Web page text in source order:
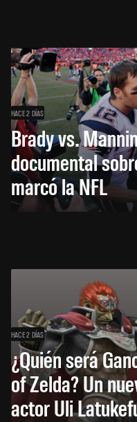
HACE 2 DÍAS
Brady vs.
documental
marcó la NFL
HACE 2 DÍAS
¿Quién será
of Zelda? Un
actor Uli